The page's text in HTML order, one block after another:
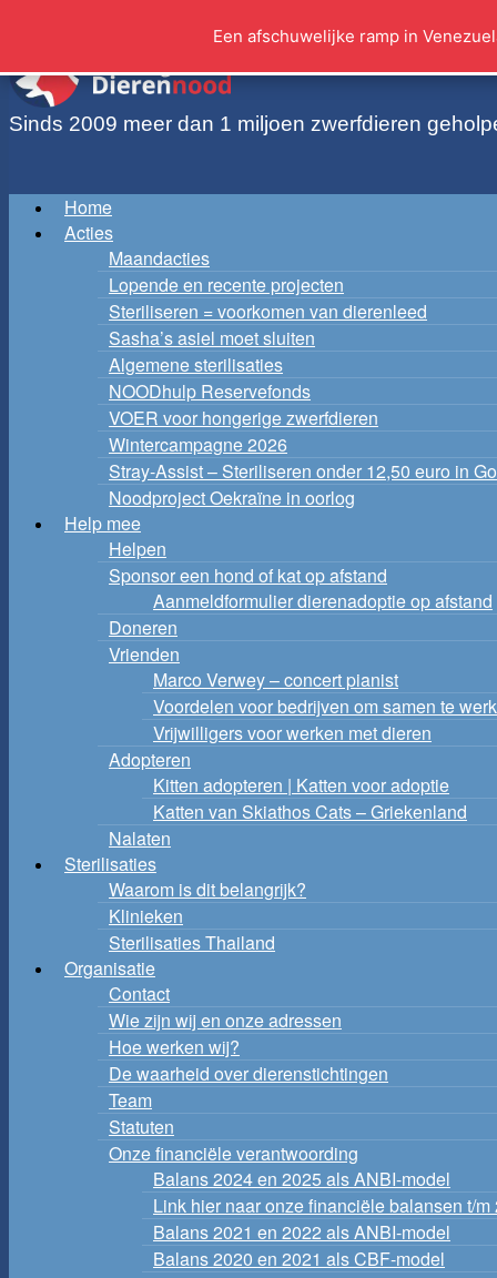
inhoud
Sinds 2009 meer dan 1 miljoen zwerfdieren
Home
Acties
Maandacties
Lopende en recente projecten
Steriliseren = voorkomen van dierenleed
Sasha’s asiel moet sluiten
Algemene sterilisaties
NOODhulp Reservefonds
VOER voor hongerige zwerfdieren
Wintercampagne 2026
Stray-Assist – Steriliseren onder 12,50 euro in
Noodproject Oekraïne in oorlog
Help mee
Helpen
Sponsor een hond of kat op afstand
Aanmeldformulier dierenadoptie op afstand
Doneren
Vrienden
Marco Verwey – concert pianist
Voordelen voor bedrijven om samen te
Vrijwilligers voor werken met dieren
Adopteren
Kitten adopteren | Katten voor adoptie
Katten van Skiathos Cats – Griekenland
Nalaten
Sterilisaties
Waarom is dit belangrijk?
Klinieken
Sterilisaties Thailand
Organisatie
Contact
Wie zijn wij en onze adressen
Hoe werken wij?
De waarheid over dierenstichtingen
Team
Statuten
Onze financiële verantwoording
Balans 2024 en 2025 als ANBI-model
Link hier naar onze financiële balansen t/m
Balans 2021 en 2022 als ANBI-model
Balans 2020 en 2021 als CBF-model
Een afschuwelijke ramp in